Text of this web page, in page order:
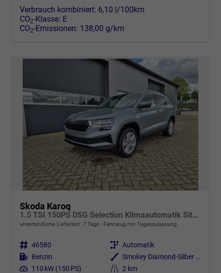
Verbrauch kombiniert: 6,10 l/100km
CO2-Klasse: E
CO2-Emissionen: 138,00 g/km
Skoda Karoq
1.5 TSI 150PS DSG Selection Klimaautomatik Sitzheizung Lenkradheizung ACC PDC v+h Rückf.Kamera abg.Scheiben Apple CarPlay Android Auto 17"LM
unverbindliche Lieferzeit: 7 Tage Fahrzeug mit Tageszulassung
Fahrzeugnr. 46580 Getriebe Automatik
Kraftstoff Benzin Außenfarbe
Smokey Diamond-Silber Metallic
Leistung 110 kW (150 PS) Kilometerstand 2 km